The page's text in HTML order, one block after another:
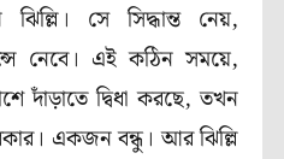
সে সিদ্ধান্ত নেয়,
নেবে। এই কঠিন সময়ে,
দাঁড়াতে দ্বিধা করছে, তখন
একজন বন্ধু। আর ঝিল্লি